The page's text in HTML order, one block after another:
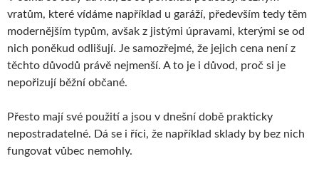
vratům, které vídáme například u garáží, především tedy těm
modernějším typům, avšak z jistými úpravami, kterými se od
nich poněkud odlišují. Je samozřejmé, že jejich cena není z
těchto důvodů právě nejmenší. A to je i důvod, proč si je
nepořizují běžní občané.
Přesto mají své použití a jsou v dnešní době prakticky
nepostradatelné. Dá se i říci, že například sklady by bez nich
fungovat vůbec nemohly.